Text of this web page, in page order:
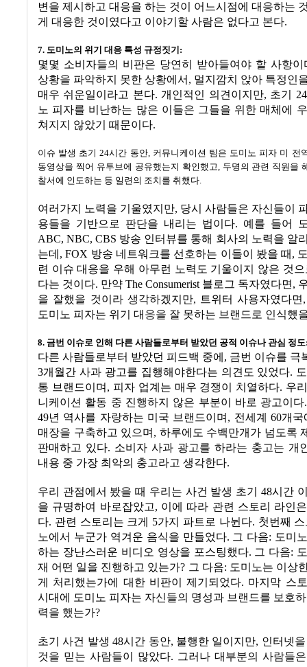
변을 제시하고 대응을 하는 것이 어느시점에 대응하는
게 대응한 것이였다고 이야기할 사람은 없다고 본다.
7. 도미노의 위기 대응 특성 규정짓기 :
몇몇 소비자들의 비판은 당연히 받아들여야 할 사항이
상황을 파악하지 못한 상황에서 , 멀지깜치 앉아 특정인
매우 쉬운일이라고 본다.개인적인 의견이지만, 초기
24
노 피자를 비난하는 많은 이들은 그들을 위한 매체에
쳐지지 않았기 때문이다.
이슈 발생 초기 24시간 동안, 커뮤니케이션 팀은 도미노 피자 미 전
동영상을 찍어 유투브에 공유했는지 확인했고, 두명의 관련 직원을
찰서에 인도하는 등 일련의 조치를 취했다.
여러가지 노력을 기울였지만, 당시 사람들은 자신들이
용들을 기반으로 판단을 내리는 법이다. 예를 들어
ABC, NBC, CBS 방송 인터뷰를 통해 회사의 노력을 알
는데 , FOX 방송 네트워크를 선호하는 이들이 봤을 때 ,
련 이슈 대응을 우해 아무런 노력도 기울이지 않은 것
다는 것이다. 만약 The Consumerist 블로그 독자였다면,
을 잘했을 것이라 생각하겠지만, 트위터 사용자였다면
도미노 피자는 위기 대응을 잘 못하는 브랜드로 인식했
8. 금번 이슈로 인해 다른 사람들로부터 받았던 공적 이슈나 관심 정도
다른 사람들로부터 받았던 피드백 중에 , 금번 이슈를 극
3개월간 사과 광고를 집행해야한다는 의견도 있었다.
통 브랜드이며 , 피자 업계는 매우 경쟁이 치열하다. 우
니케이션 활동 중 진행하지 않은 부분이 바로 광고이다
49년 역사를 자랑하는 미국 브랜드이며 , 전세계 60개국
매장을 구축하고 있으며 , 하루에도 수백만개가 넘도록
판매하고 있다. 소비자 사과 광고를 하라는 충고는 개
내용 중 가장 최악의 충고라고 생각한다.
우리 관점에서 봤을 때 우리는 사건 발생 초기 48시간
을 규명하여 바로잡았고, 이에 따라 관련 스토리 라인
다. 관련 스토리는 크게 5가지 파트로 나뉜다. 첫번째
노에서 누군가 역겨운 음식을 만들었다. 그 다음: 도미
하는 장난스러운 비디오 영상을 포스팅했다. 그 다음:
재 어떤 일을 진행하고 있는가? 그 다음: 도미노는 이상
게 처리했는가에 대한 비판이 제기되었다. 마지막 스
시대에 도미노 피자는 자신들의 명성과 브랜드를 보호
력을 했는가?
초기 사건 발생 48시간 동안, 불행한 일이지만, 인터넷
것을 믿는 사람들이 많았다. 그러나 대부분의 사람들